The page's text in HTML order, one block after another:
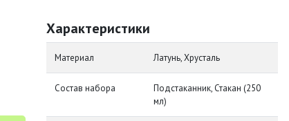
Характеристики
Материал Латунь, Хрусталь
Состав набора
Подстаканник, Стакан (250
мл)